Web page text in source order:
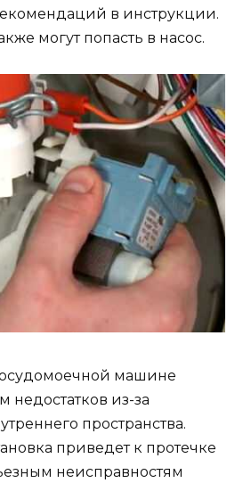
в инструкции.
могут попасть в насос.
машине
недостатков из-за
пространства.
приведет к протечке
неисправностям